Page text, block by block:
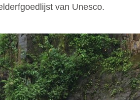
van Unesco.